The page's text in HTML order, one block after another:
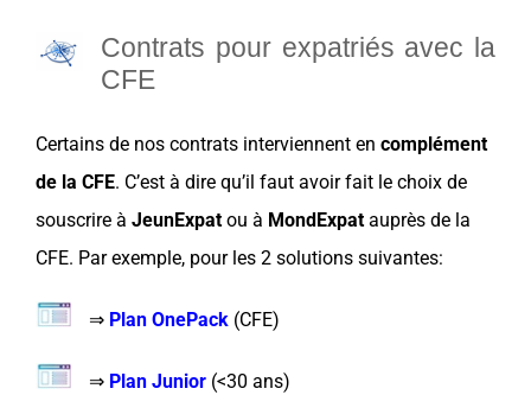
Contrats pour expatriés avec la
CFE
Certains de nos contrats interviennent en complément
de la CFE. C’est à dire qu’il faut avoir fait le choix de
souscrire à JeunExpat ou à MondExpat auprès de la
CFE. Par exemple, pour les 2 solutions suivantes:
⇒ Plan OnePack (CFE)
⇒ Plan Junior (<30 ans)